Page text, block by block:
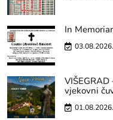
In
03.08.2026.
vjekovni
01.08.2026.